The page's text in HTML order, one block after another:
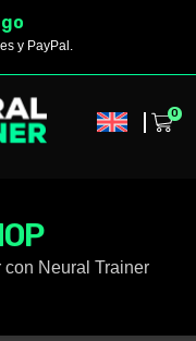
a todo el mundo
enpreventa
0
con Neural Trainer